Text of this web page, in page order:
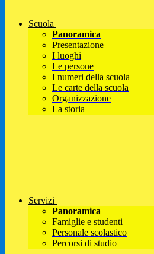
Scuola
Panoramica
Presentazione
I luoghi
Le persone
I numeri della scuola
Le carte della scuola
Organizzazione
La storia
Servizi
Panoramica
Famiglie e studenti
Personale scolastico
Percorsi di studio